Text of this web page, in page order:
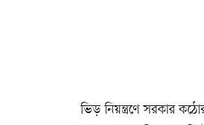
ভিড় নিয়ন্ত্রণে সরকার